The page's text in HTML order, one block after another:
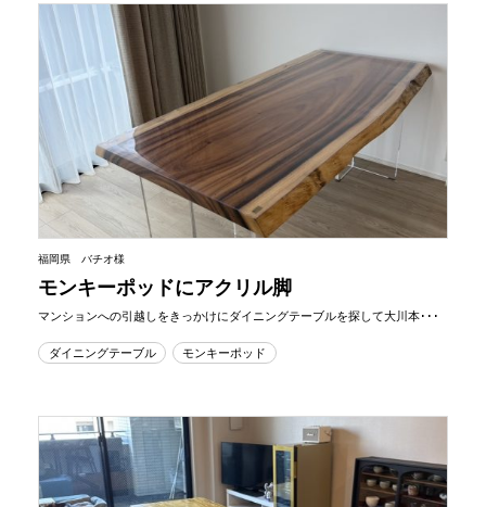
福岡県 バチオ様
モンキーポッドにアクリル脚
マンションへの引越しをきっかけにダイニングテーブルを探して大川本･･･
ダイニングテーブル モンキーポッド